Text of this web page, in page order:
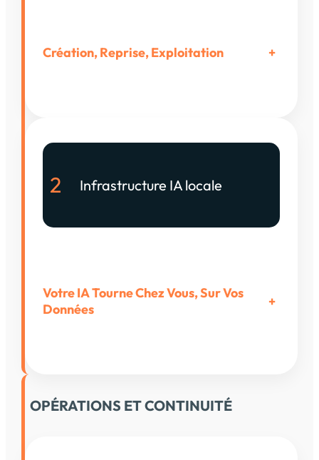
Création, Reprise, Exploitation +
2 Infrastructure IA locale
Votre IA Tourne Chez Vous, Sur Vos
Données
+
OPÉRATIONS ET CONTINUITÉ